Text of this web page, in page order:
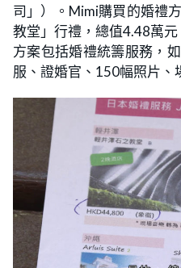
司」）。Mimi購買的婚禮
教堂」行禮，總值4.48萬
方案包括婚禮統籌服務，
服、證婚官、150幅照片、